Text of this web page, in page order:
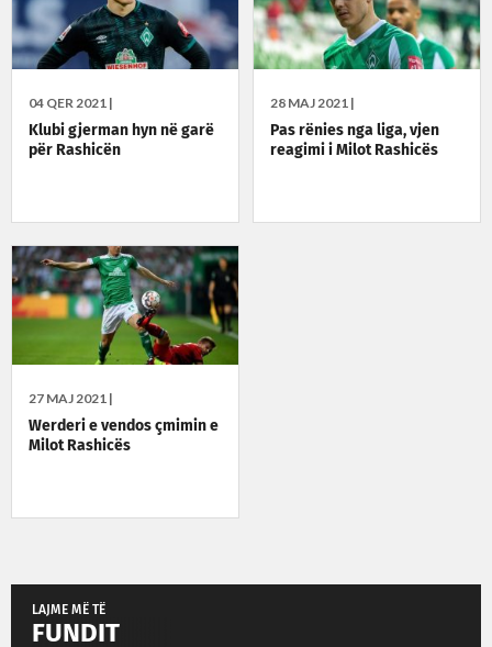
04 QER 2021 |
Klubi gjerman hyn në garë
për Rashicën
28 MAJ 2021 |
Pas rënies nga liga, vjen
reagimi i Milot Rashicës
27 MAJ 2021 |
Werderi e vendos çmimin e
Milot Rashicës
LAJME MË TË
FUNDIT